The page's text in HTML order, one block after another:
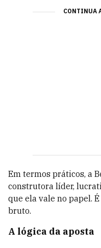
CONTINUA
Em termos práticos, a
construtora líder,
que ela vale no papel.
bruto.
A lógica da aposta